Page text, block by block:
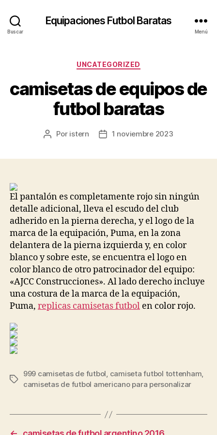
Buscar
Equipaciones Futbol Baratas
Menú
Categorías
UNCATEGORIZED
camisetas de equipos de
futbol baratas
Autor
Por istern
Fecha1 noviembre 2023
El pantalón es completamente rojo sin ningún
detalle adicional, lleva el escudo del club
adherido en la pierna derecha, y el logo de la
marca de la equipación, Puma, en la zona
delantera de la pierna izquierda y, en color
blanco y sobre este, se encuentra el logo en
color blanco de otro patrocinador del equipo:
«AJCC Construcciones». Al lado derecho incluye
una costura de la marca de la equipación,
Puma, replicas camisetas futbol en color rojo.
Etiquetas
999 camisetas de futbol, camiseta futbol tottenham,
camisetas de futbol americano para personalizar